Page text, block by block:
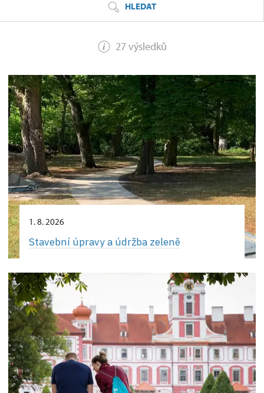
HLEDAT
27 výsledků
1. 8. 2026
Stavební úpravy a údržba zeleně